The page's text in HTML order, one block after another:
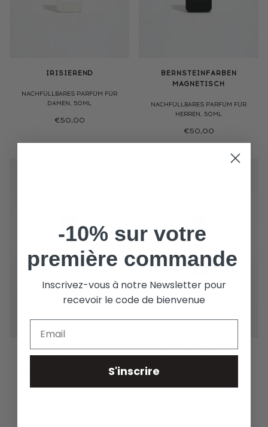
IRISIEREND
NACHFÜLLBARES PARFÜM FÜR
DAMEN, 50ML
€50,00
BERNSTEINFARBEN
MAGNETISCH
NACHFÜLLBARES PARFÜM FÜR
HERREN, 50ML
€50,00
NACHFÜLLBARES PARFÜM FÜR
NACHFÜLLBARES PARFÜM FÜR
-10% sur votre
première commande
Inscrivez-vous à notre Newsletter pour
recevoir le code de bienvenue
S'inscrire